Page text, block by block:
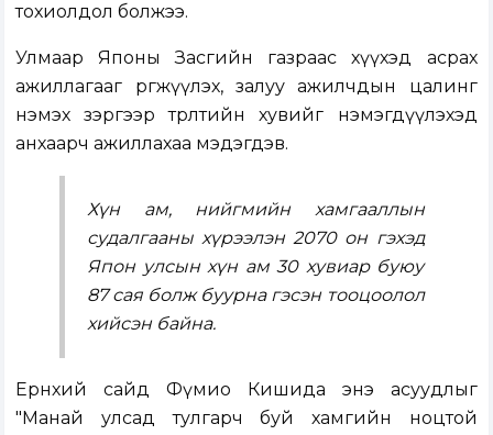
тохиолдол болжээ.
Улмаар Японы Засгийн газраас хүүхэд асрах
ажиллагааг өргөжүүлэх, залуу ажилчдын цалинг
нэмэх зэргээр төрөлтийн хувийг нэмэгдүүлэхэд
анхаарч ажиллахаа мэдэгдэв.
Хүн ам, нийгмийн хамгааллын
судалгааны хүрээлэн 2070 он гэхэд
Япон улсын хүн ам 30 хувиар буюу
87 сая болж буурна гэсэн тооцоолол
хийсэн байна.
Ерөнхий сайд Фүмио Кишида энэ асуудлыг
"Манай улсад тулгарч буй хамгийн ноцтой